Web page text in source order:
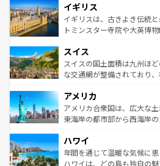
いる。シャンパンの発祥地
香り高いラベンダー畑など
らに、パリ以外の地域にも
れる地方に足を運ぶとそれ
きるだろう。 なお、
を参照してほしい。
顔を持つこの国は、どこを
ルリンの文化的活気、バイ
してライン川沿いのワイン
は、お酒好きな人にはぜひ体験してほ
ドイツ情報はコンテンツ一覧
イギリス
イギリスは、古きよき伝統
トミンスター寺院や大英博
リアごとに異なる魅力があ
ティー、ビール好きにはた
戦など、本場だからこそで
ンツ一覧を参照してほしい。
スイス
スイスの国土面積は九州ほ
な交通網が整備されており
の建物がそのまま残る町や
博物館もあり、アルプス観
ことができる。国民の所得
ば市内交通費無料で観光を楽しむ
着のスイス情報はコンテンツ
アメリカ
アメリカ合衆国は、広大な
東海岸の都市部から西海岸
のような巨大都市は、観光、
ンメントが詰まった刺激的
西部には大自然が広がり、
ハワイ
年間を通じて温暖な気候に
ハワイは、どの島も独自の